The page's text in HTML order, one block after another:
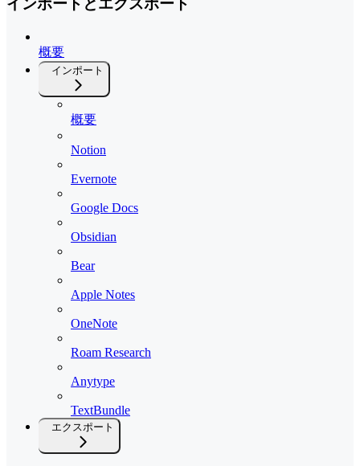
インポートとエクスポート
概要
インポート
概要
Notion
Evernote
Google Docs
Obsidian
Bear
Apple Notes
OneNote
Roam Research
Anytype
TextBundle
エクスポート